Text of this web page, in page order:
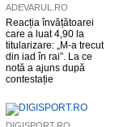
ADEVARUL.RO
Reacția învățătoarei
care a luat 4,90 la
titularizare: „M-a trecut
din iad în rai”. La ce
notă a ajuns după
contestație